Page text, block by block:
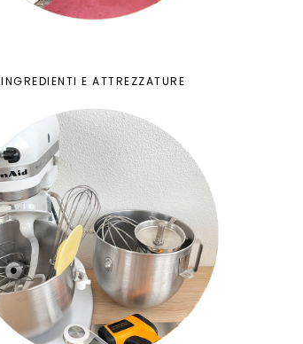
INGREDIENTI E ATTREZZATURE